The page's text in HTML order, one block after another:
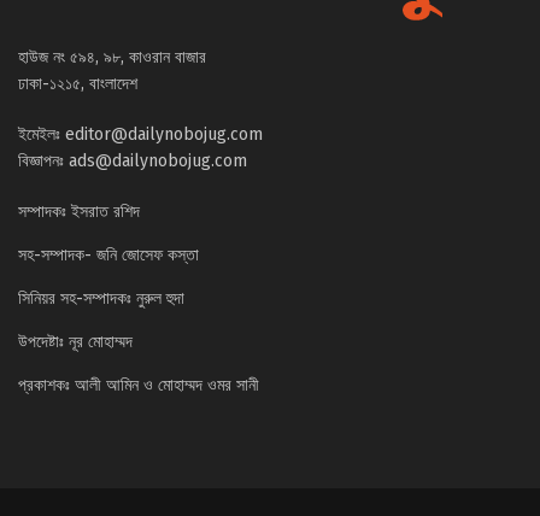
হাউজ নং ৫৯৪, ৯৮, কাওরান বাজার
ঢাকা-১২১৫, বাংলাদেশ
ইমেইলঃ editor@dailynobojug.com
বিজ্ঞাপনঃ ads@dailynobojug.com
সম্পাদকঃ ইসরাত রশিদ
সহ-সম্পাদক- জনি জোসেফ কস্তা
সিনিয়র সহ-সম্পাদকঃ নুরুল হুদা
উপদেষ্টাঃ নূর মোহাম্মদ
প্রকাশকঃ আলী আমিন ও মোহাম্মদ ওমর সানী